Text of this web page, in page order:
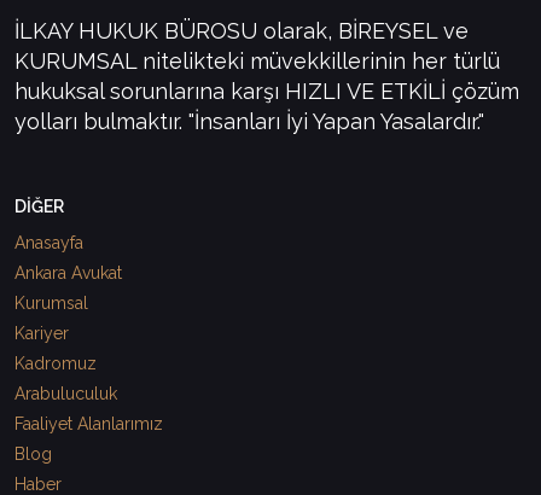
İLKAY HUKUK BÜROSU olarak, BİREYSEL ve
KURUMSAL nitelikteki müvekkillerinin her türlü
hukuksal sorunlarına karşı HIZLI VE ETKİLİ çözüm
yolları bulmaktır. "İnsanları İyi Yapan Yasalardır."
DİĞER
Anasayfa
Ankara Avukat
Kurumsal
Kariyer
Kadromuz
Arabuluculuk
Faaliyet Alanlarımız
Blog
Haber